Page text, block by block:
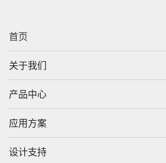
首页
关于我们
产品中心
应用方案
设计支持